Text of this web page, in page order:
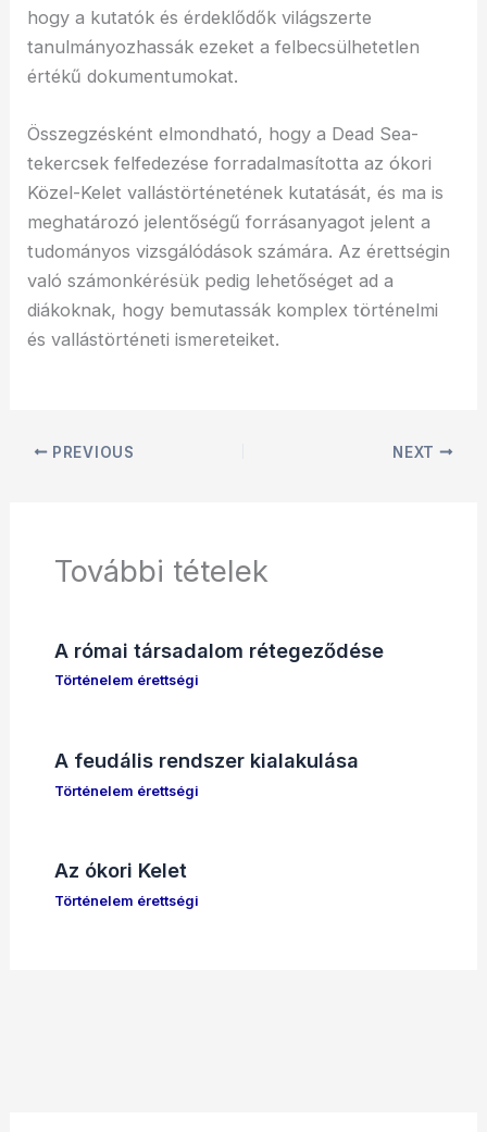
hogy a kutatók és érdeklődők világszerte
tanulmányozhassák ezeket a felbecsülhetetlen
értékű dokumentumokat.
Összegzésként elmondható, hogy a Dead Sea-
tekercsek felfedezése forradalmasította az ókori
Közel-Kelet vallástörténetének kutatását, és ma is
meghatározó jelentőségű forrásanyagot jelent a
tudományos vizsgálódások számára. Az érettségin
való számonkérésük pedig lehetőséget ad a
diákoknak, hogy bemutassák komplex történelmi
és vallástörténeti ismereteiket.
PREVIOUS NEXT
További tételek
A római társadalom rétegeződése
Történelem érettségi
A feudális rendszer kialakulása
Történelem érettségi
Az ókori Kelet
Történelem érettségi